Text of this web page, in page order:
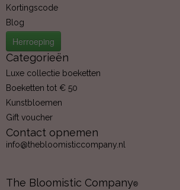
Kortingscode
Blog
Herroeping
Categorieën
Luxe collectie boeketten
Boeketten tot € 50
Kunstbloemen
Gift voucher
Contact opnemen
info@thebloomisticcompany.nl
The Bloomistic Company®